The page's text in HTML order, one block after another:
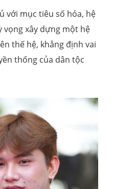
với mục tiêu số hóa, hệ
vọng xây dựng một hệ
thế hệ, khẳng định vai
thống của dân tộc